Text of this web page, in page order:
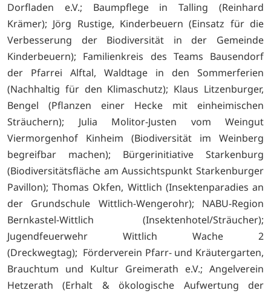
Dorfladen e.V.; Baumpflege in Talling (Reinhard
Krämer); Jörg Rustige, Kinderbeuern (Einsatz für die
Verbesserung der Biodiversität in der Gemeinde
Kinderbeuern); Familienkreis des Teams Bausendorf
der Pfarrei Alftal, Waldtage in den Sommerferien
(Nachhaltig für den Klimaschutz); Klaus Litzenburger,
Bengel (Pflanzen einer Hecke mit einheimischen
Sträuchern); Julia Molitor-Justen vom Weingut
Viermorgenhof Kinheim (Biodiversität im Weinberg
begreifbar machen); Bürgerinitiative Starkenburg
(Biodiversitätsfläche am Aussichtspunkt Starkenburger
Pavillon); Thomas Okfen, Wittlich (Insektenparadies an
der Grundschule Wittlich-Wengerohr); NABU-Region
Bernkastel-Wittlich (Insektenhotel/Sträucher);
Jugendfeuerwehr Wittlich Wache 2
(Dreckwegtag); Förderverein Pfarr- und Kräutergarten,
Brauchtum und Kultur Greimerath e.V.; Angelverein
Hetzerath (Erhalt & ökologische Aufwertung der